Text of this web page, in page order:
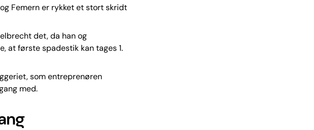
Femern er rykket et stort skridt
det, da han og
at første spadestik kan tages 1.
som entreprenøren
med.